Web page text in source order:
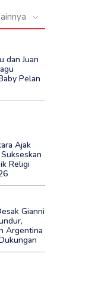
dan Juan
Pelan
Ajak
Religi
Gianni
Argentina